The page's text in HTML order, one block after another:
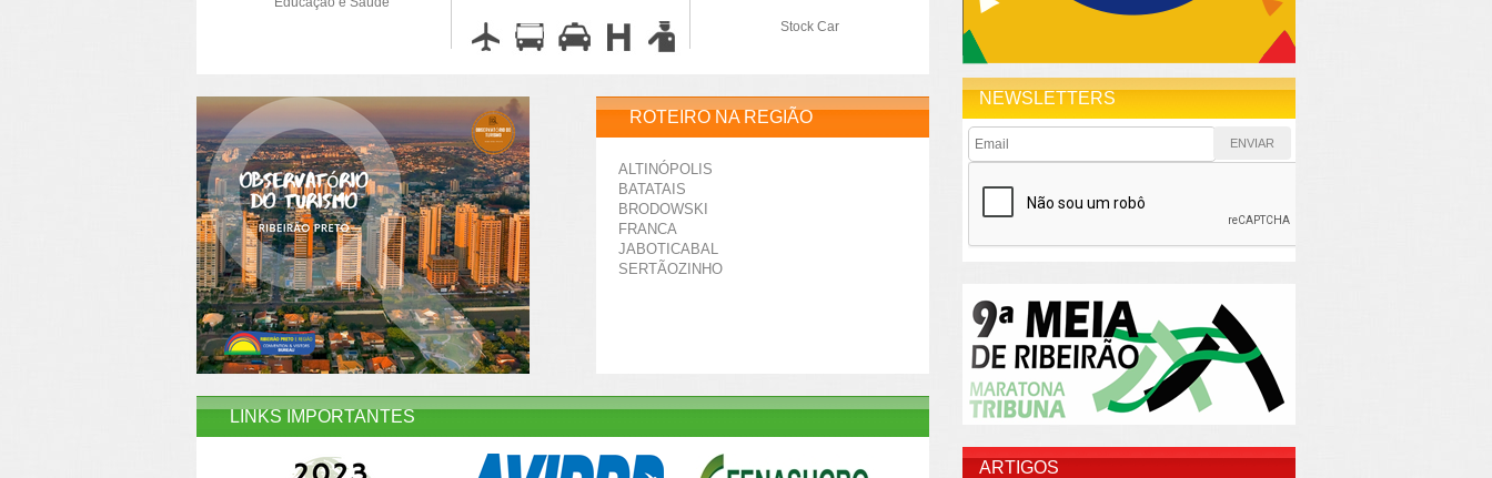
Stock Car
ROTEIRO NA REGIÃO
ALTINÓPOLIS
BATATAIS
BRODOWSKI
FRANCA
JABOTICABAL
SERTÃOZINHO
LINKS IMPORTANTES
NEWSLETTERS
ARTIGOS